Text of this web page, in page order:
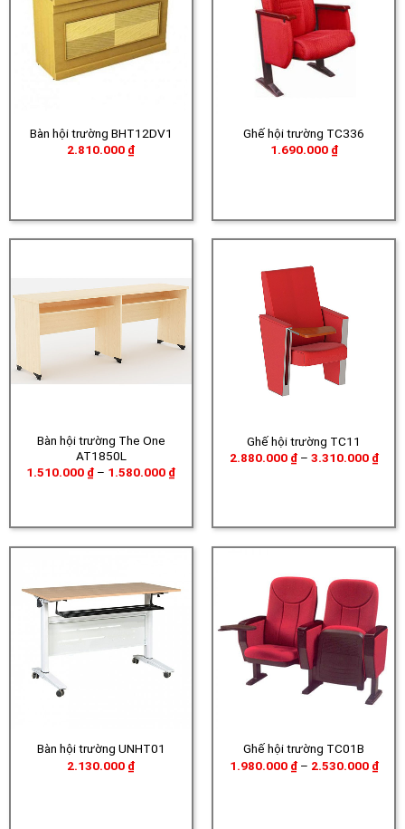
Bàn hội trường BHT12DV1
2.810.000 ₫
Ghế hội trường TC336
1.690.000 ₫
Bàn hội trường The One
AT1850L
1.510.000 ₫ – 1.580.000 ₫Khoảng
1.580.000 ₫
Ghế hội trường TC11
2.880.000 ₫ – 3.310.000 ₫
giá:
Bàn hội trường UNHT01
2.130.000 ₫
Ghế hội trường TC01B
1.980.000 ₫ – 2.530.000 ₫
giá: